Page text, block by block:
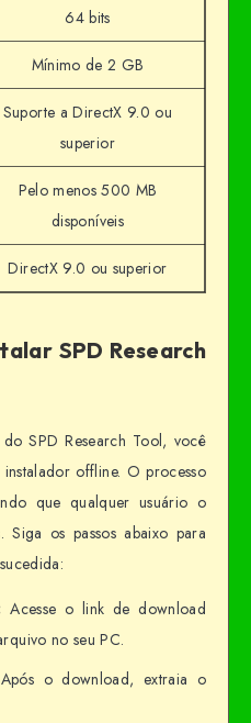
64 bits
Mínimo de 2 GB
Suporte a DirectX 9.0 ou
superior
Pelo menos 500 MB
disponíveis
DirectX 9.0 ou superior
SPD Research
SPD Research Tool, você
offline. O processo
que qualquer usuário o
Siga os passos abaixo para
Acesse o link de download
no seu PC.
Após o download, extraia o